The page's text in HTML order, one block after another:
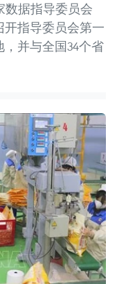
数据指导委员会
开指导委员会第一
并与全国34个省